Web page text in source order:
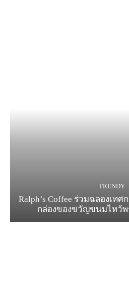
TRENDY
Ralph’s Coffee ร่วมฉลองเท
กล่องของขวัญขนมไหว้